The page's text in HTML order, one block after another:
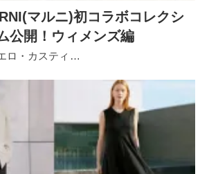
マルニ)初コラボコレクシ
公開！ウィメンズ編
ロ・カスティ…